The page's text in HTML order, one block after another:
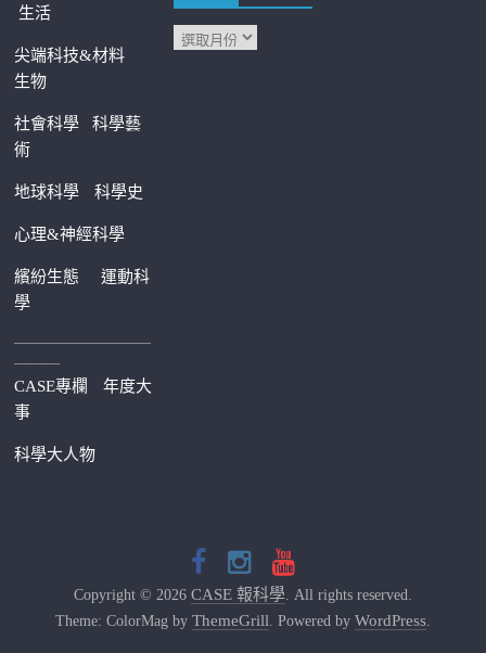
生活
尖端科技&材料
生物
社會科學科學藝
術
地球科學 科學史
心理&神經科學
繽紛生態運動科
學
—————————
———
CASE專欄
年度大
事
科學大人物
Copyright © 2026 CASE 報科學. All rights reserved.
Theme: ColorMag by ThemeGrill . Powered by WordPress.